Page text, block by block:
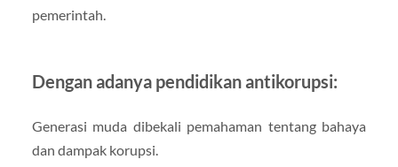
pemerintah.
Dengan adanya pendidikan antikorupsi:
Generasi muda dibekali pemahaman tentang bahaya
dan dampak korupsi.